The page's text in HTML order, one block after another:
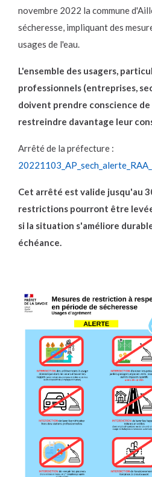
novembre 2022 la commune
sécheresse, impliquant des
usages de l'eau.
L'ensemble des usagers,
professionnels (entreprises,
doivent prendre conscience
restreindre davantage leur
Arrêté de la préfecture :
Cet arrêté est valide jusqu'au
restrictions pourront être
si la situation s'améliore
échéance.